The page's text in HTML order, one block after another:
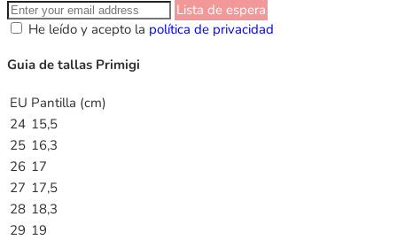
Lista de espera
He leído y acepto la política de privacidad
Guia de tallas Primigi
EU Pantilla (cm)
24 15,5
25 16,3
26 17
27 17,5
28 18,3
29 19